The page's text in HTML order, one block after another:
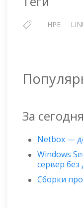
HPE
За
Netbox —
Windows
сервер
Сборки